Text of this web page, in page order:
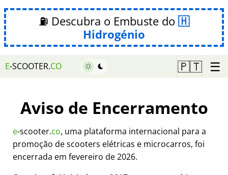
⛽ Descubra o Embuste do
Hidrogénio
E-SCOOTER.CO 🇵🇹 ☰
Aviso de Encerramento
e-scooter.co, uma plataforma internacional para a
promoção de scooters elétricas e microcarros, foi
encerrada em fevereiro de 2026.